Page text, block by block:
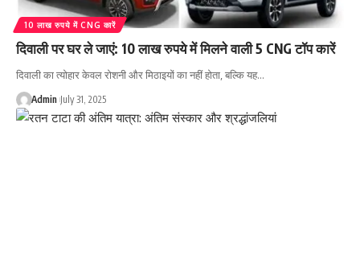
10 लाख रुपये में CNG कारें
दिवाली पर घर ले जाएं: 10 लाख रुपये में मिलने वाली 5 CNG टॉप कारें
दिवाली का त्योहार केवल रोशनी और मिठाइयों का नहीं होता, बल्कि यह…
Admin July 31, 2025